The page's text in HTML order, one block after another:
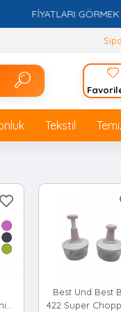
FİYATLARI GÖRMEK
Tekstil
Best Und Best
422 Super